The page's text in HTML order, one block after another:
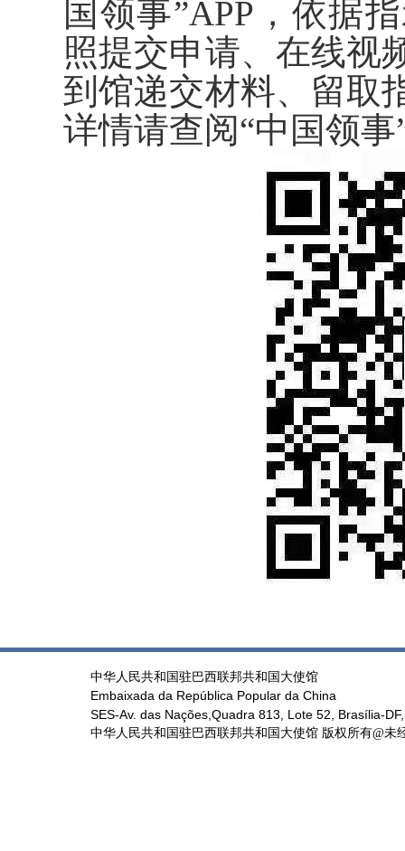
国领事”APP，依据
照提交申请、在线视
到馆递交材料、留取
详情请查阅“中国领
中华人民共和国驻巴西联邦共和国大使馆
Embaixada da República Popular da China
SES-Av. das Nações,Quadra 813, Lote 52, Brasília-
中华人民共和国驻巴西联邦共和国大使馆 版权所有@未